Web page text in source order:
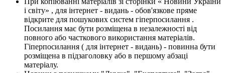
і світу» , для інтернет - видань - обов'язкове пряме
відкрите для пошукових систем гіперпосилання .
Посилання має бути розміщена в незалежності від
повного або часткового використання матеріалів.
Гіперпосилання ( для інтернет - видань) - повинна бути
розміщена в підзаголовку або в першому абзаці
матеріалу.